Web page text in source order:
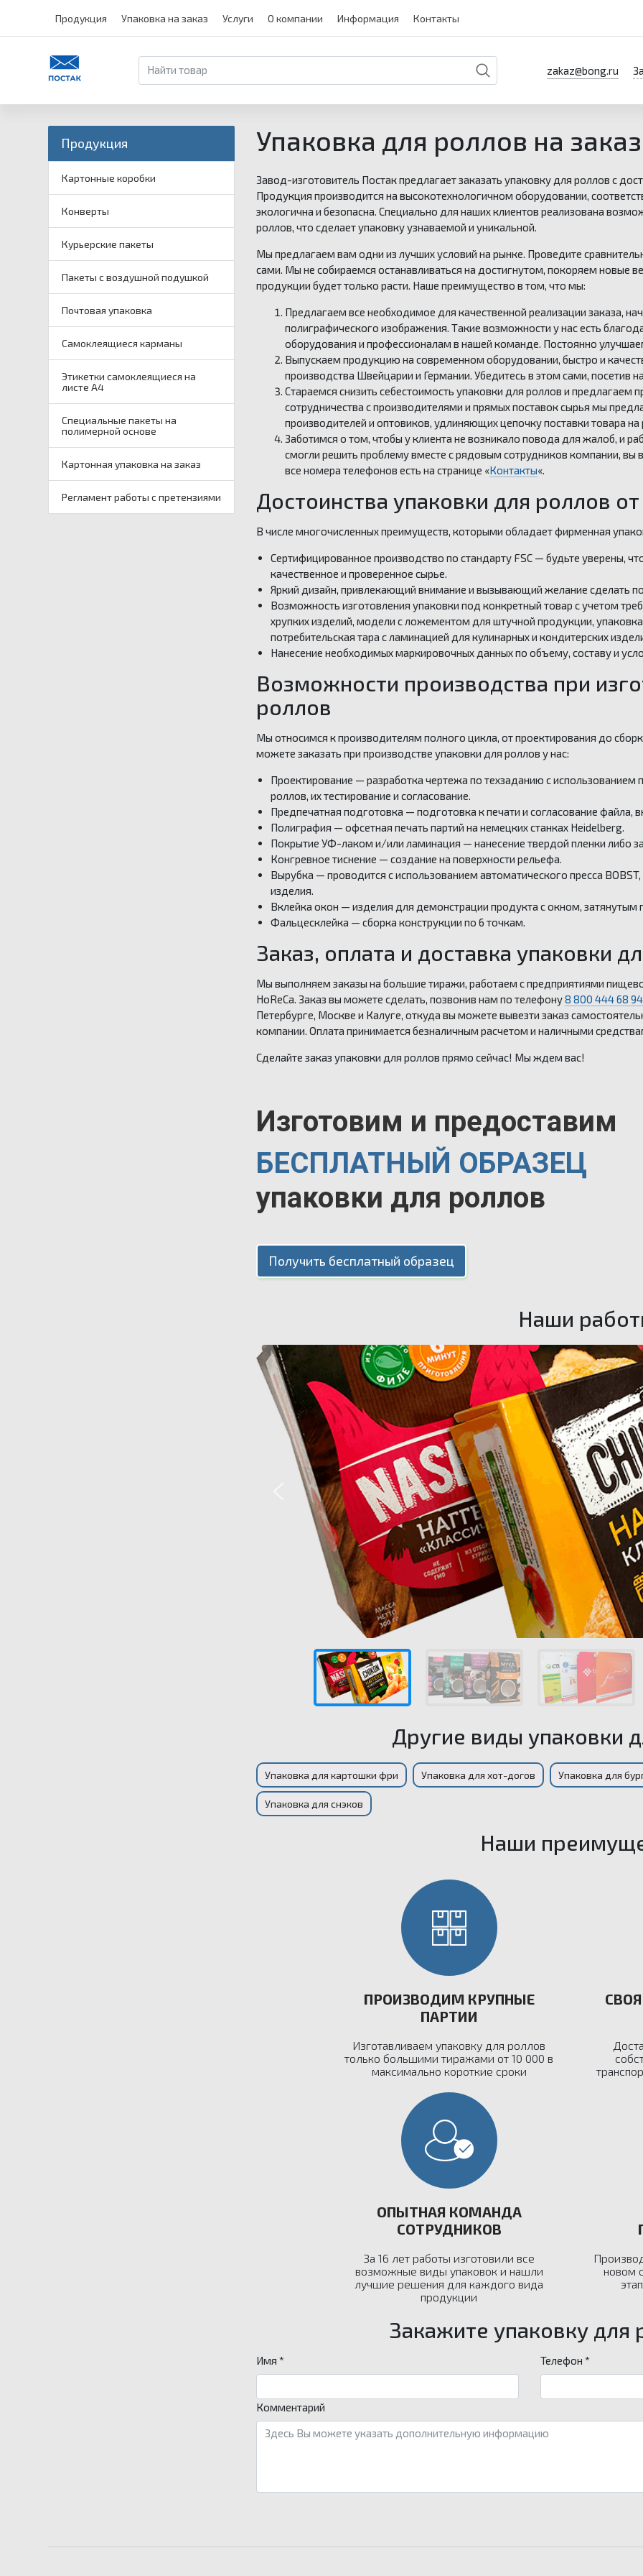
Продукция Упаковка на заказ Услуги О компании Информация Контакты
zakaz@bong.ru
Продукция
Картонные коробки
Конверты
Курьерские пакеты
Пакеты с воздушной подушкой
Почтовая упаковка
Самоклеящиеся карманы
Этикетки самоклеящиеся на
листе А4
Специальные пакеты на
полимерной основе
Картонная упаковка на заказ
Регламент работы с претензиями
Упаковка для роллов на заказ
Завод-изготовитель Постак предлагает заказать упаковку для роллов с
Продукция производится на высокотехнологичном оборудовании,
экологична и безопасна. Специально для наших клиентов реализована
роллов, что сделает упаковку узнаваемой и уникальной.
Мы предлагаем вам одни из лучших условий на рынке. Проведите
сами. Мы не собираемся останавливаться на достигнутом, покоряем новые
продукции будет только расти. Наше преимущество в том, что мы:
Предлагаем все необходимое для качественной реализации заказа,
полиграфического изображения. Такие возможности у нас есть
оборудования и профессионалам в нашей команде. Постоянно
Выпускаем продукцию на современном оборудовании, быстро и
производства Швейцарии и Германии. Убедитесь в этом сами, посетив
Стараемся снизить себестоимость упаковки для роллов и
сотрудничества с производителями и прямых поставок сырья мы
производителей и оптовиков, удлиняющих цепочку поставки товара на
Заботимся о том, чтобы у клиента не возникало повода для жалоб, и
смогли решить проблему вместе с рядовым сотрудников компании,
все номера телефонов есть на странице «Контакты«.
Достоинства упаковки для роллов
В числе многочисленных преимуществ, которыми обладает фирменная
Сертифицированное производство по стандарту FSC — будьте уверены,
качественное и проверенное сырье.
Яркий дизайн, привлекающий внимание и вызывающий желание сделать
Возможность изготовления упаковки под конкретный товар с учетом
хрупких изделий, модели с ложементом для штучной продукции,
потребительская тара с ламинацией для кулинарных и кондитерских
Нанесение необходимых маркировочных данных по объему, составу и
Возможности производства при
роллов
Мы относимся к производителям полного цикла, от проектирования до
можете заказать при производстве упаковки для роллов у нас:
Проектирование — разработка чертежа по техзаданию с
роллов, их тестирование и согласование.
Предпечатная подготовка — подготовка к печати и согласование файла,
Полиграфия — офсетная печать партий на немецких станках Heidelberg.
Покрытие УФ-лаком и/или ламинация — нанесение твердой пленки либо
Конгревное тиснение — создание на поверхности рельефа.
Вырубка — проводится с использованием автоматического пресса
изделия.
Вклейка окон — изделия для демонстрации продукта с окном, затянутым
Фальцесклейка — сборка конструкции по 6 точкам.
Заказ, оплата и доставка упаковки
Мы выполняем заказы на большие тиражи, работаем с предприятиями
HoReCa. Заказ вы можете сделать, позвонив нам по телефону8 800 444 68 94
Петербурге, Москве и Калуге, откуда вы можете вывезти заказ
компании. Оплата принимается безналичным расчетом и наличными
Сделайте заказ упаковки для роллов прямо сейчас! Мы ждем вас!
Изготовим и предоставим
БЕСПЛАТНЫЙ ОБРАЗЕЦ
упаковки для роллов
Получить бесплатный образец
Наши
Другие виды упаковки
Упаковка для картошки фри Упаковка для хот-догов Упаковка для
Упаковка для снэков
Наши
ПРОИЗВОДИМ КРУПНЫЕ
ПАРТИИ
Изготавливаем упаковку для роллов
только большими тиражами от 10 000 в
максимально короткие сроки
ОПЫТНАЯ КОМАНДА
СОТРУДНИКОВ
За 16 лет работы изготовили все
возможные виды упаковок и нашли
лучшие решения для каждого вида
продукции
новом
Закажите упаковку для
Имя * Телефон *
Комментарий